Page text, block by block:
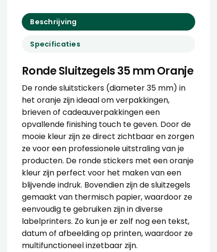
Beschrijving
Specificaties
Ronde Sluitzegels 35 mm Oranje
De ronde sluitstickers (diameter 35 mm) in
het oranje zijn ideaal om verpakkingen,
brieven of cadeauverpakkingen een
opvallende finishing touch te geven. Door de
mooie kleur zijn ze direct zichtbaar en zorgen
ze voor een professionele uitstraling van je
producten. De ronde stickers met een oranje
kleur zijn perfect voor het maken van een
blijvende indruk. Bovendien zijn de sluitzegels
gemaakt van thermisch papier, waardoor ze
eenvoudig te gebruiken zijn in diverse
labelprinters. Zo kun je er zelf nog een tekst,
datum of afbeelding op printen, waardoor ze
multifunctioneel inzetbaar zijn.